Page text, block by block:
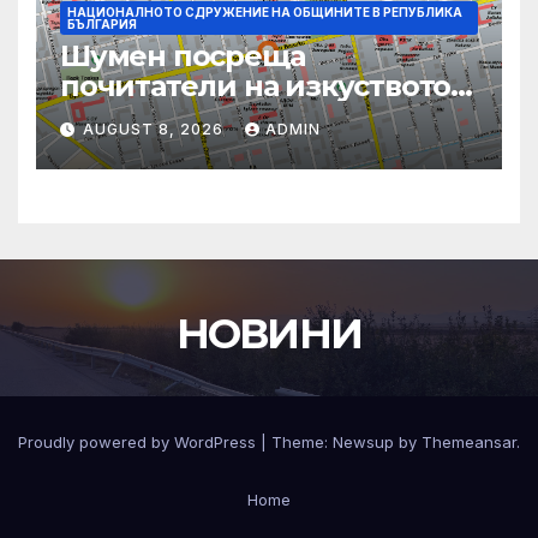
НАЦИОНАЛНОТО СДРУЖЕНИЕ НА ОБЩИНИТЕ В РЕПУБЛИКА
БЪЛГАРИЯ
Шумен посреща
почитатели на изкуството с
фестивала „Лято Арт“ и
концерт на арфистката Яна
Дойнова
AUGUST 8, 2026 ADMIN
НОВИНИ
Proudly powered by WordPress Theme: Newsup by Themeansar.
Home